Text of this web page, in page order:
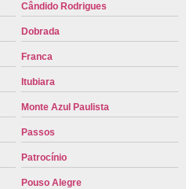
Cândido Rodrigues
Dobrada
Franca
Itubiara
Monte Azul Paulista
Passos
Patrocínio
Pouso Alegre